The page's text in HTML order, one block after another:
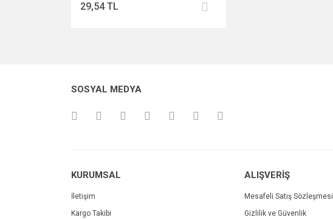
29,54 TL
SOSYAL MEDYA
KURUMSAL
İletişim
Kargo Takibi
ALIŞVERİŞ
Mesafeli Satış Sözleşmesi
Gizlilik ve Güvenlik